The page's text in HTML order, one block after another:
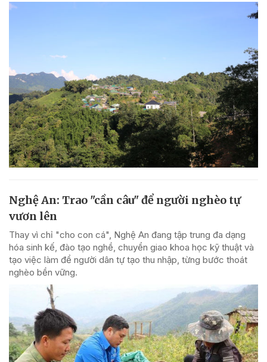
Nghệ An: Trao "cần câu" để người nghèo tự
vươn lên
Thay vì chỉ "cho con cá", Nghệ An đang tập trung đa dạng
hóa sinh kế, đào tạo nghề, chuyển giao khoa học kỹ thuật và
tạo việc làm để người dân tự tạo thu nhập, từng bước thoát
nghèo bền vững.